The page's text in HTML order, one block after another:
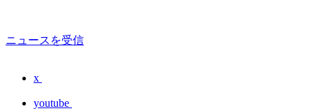
ニュースを受信
x
youtube